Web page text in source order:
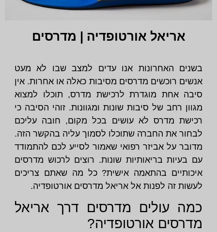
אריאל אורטופדיה | מדרסים
בשנים האחרונות אנו עדים למצב שבו לא מעט
אנשים רוכשים מדרסים מסיבות כאלה או אחרות. אין
סיבה אחת מוגדרת לרכישת מדרס, תוכלו למצוא
מגוון רחב של סיבות שונות ומגוונות. זוהי הסיבה כי
רכישת מדרס לא עושים בכל מקום, חובה עליכם
לבחור את החברה שתוכלו לסמוך עליה בהקשר הזה.
מדובר על אביזר רפואי שאמור לסייע לכם להתמודד
עם בעיות בריאותיות שונות. רוצים לרכוש מדרסים
איכותיים בהתאמה אישית? כל מה שאתם צריכים
לעשות זה לפנות אל אריאל מדרסים אורטופדיה.
כמה עולים מדרסים דרך אריאל
מדרסים אורטופדיה?